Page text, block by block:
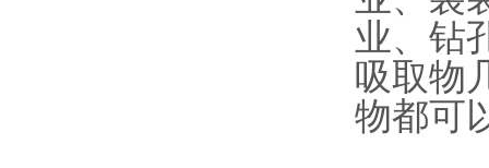
业、钻
吸取物
物都可